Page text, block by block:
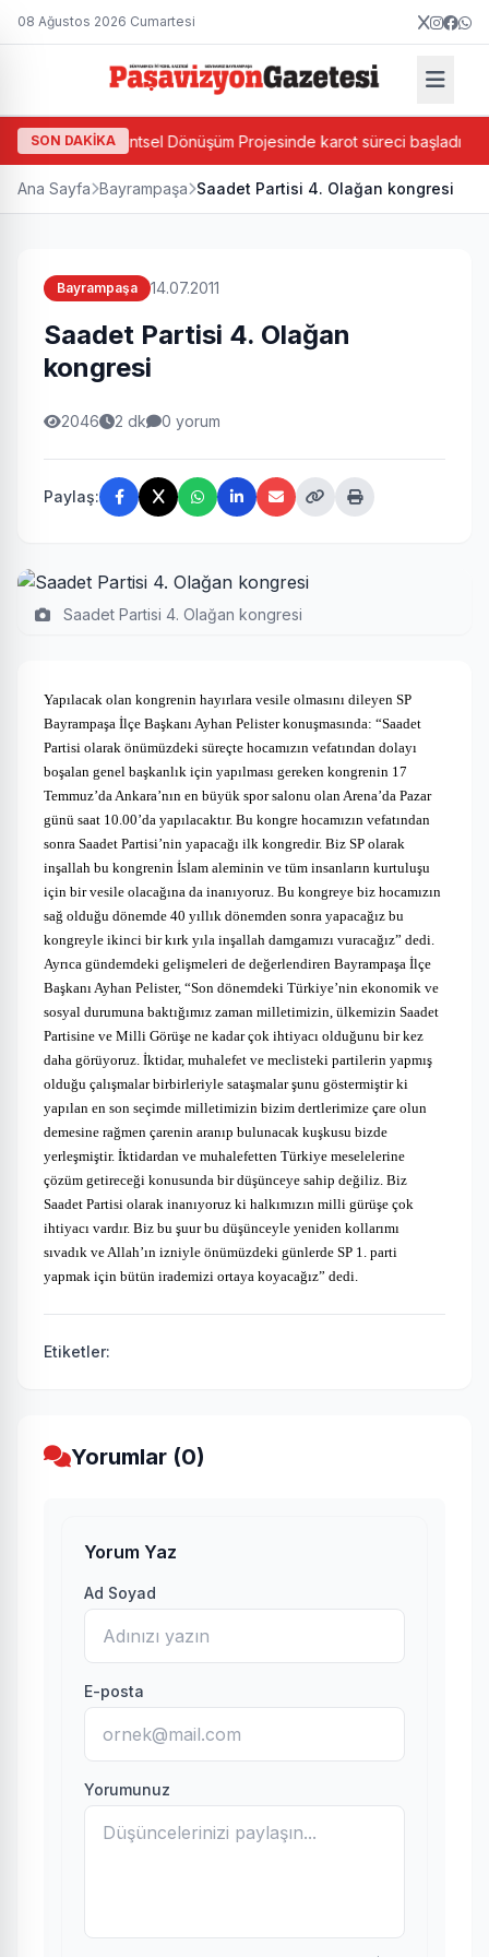
08 Ağustos 2026 Cumartesi
SON DAKİKA
Ada Bazlı Kentsel Dönüşüm Projesinde karot süreci başladı
Ana Sayfa Bayrampaşa Saadet Partisi 4. Olağan kongresi
Bayrampaşa 14.07.2011
Saadet Partisi 4. Olağan
kongresi
2046 2 dk 0 yorum
Paylaş:
Saadet Partisi 4. Olağan kongresi
Yapılacak olan kongrenin hayırlara vesile olmasını dileyen SP
Bayrampaşa İlçe Başkanı Ayhan Pelister konuşmasında: “Saadet
Partisi olarak önümüzdeki süreçte hocamızın vefatından dolayı
boşalan genel başkanlık için yapılması gereken kongrenin 17
Temmuz’da Ankara’nın en büyük spor salonu olan Arena’da Pazar
günü saat 10.00’da yapılacaktır. Bu kongre hocamızın vefatından
sonra Saadet Partisi’nin yapacağı ilk kongredir. Biz SP olarak
inşallah bu kongrenin İslam aleminin ve tüm insanların kurtuluşu
için bir vesile olacağına da inanıyoruz. Bu kongreye biz hocamızın
sağ olduğu dönemde 40 yıllık dönemden sonra yapacağız bu
kongreyle ikinci bir kırk yıla inşallah damgamızı vuracağız” dedi.
Ayrıca gündemdeki gelişmeleri de değerlendiren Bayrampaşa İlçe
Başkanı Ayhan Pelister, “Son dönemdeki Türkiye’nin ekonomik ve
sosyal durumuna baktığımız zaman milletimizin, ülkemizin Saadet
Partisine ve Milli Görüşe ne kadar çok ihtiyacı olduğunu bir kez
daha görüyoruz. İktidar, muhalefet ve meclisteki partilerin yapmış
olduğu çalışmalar birbirleriyle sataşmalar şunu göstermiştir ki
yapılan en son seçimde milletimizin bizim dertlerimize çare olun
demesine rağmen çarenin aranıp bulunacak kuşkusu bizde
yerleşmiştir. İktidardan ve muhalefetten Türkiye meselelerine
çözüm getireceği konusunda bir düşünceye sahip değiliz. Biz
Saadet Partisi olarak inanıyoruz ki halkımızın milli gürüşe çok
ihtiyacı vardır. Biz bu şuur bu düşünceyle yeniden kollarımı
sıvadık ve Allah’ın izniyle önümüzdeki günlerde SP 1. parti
yapmak için bütün irademizi ortaya koyacağız” dedi.
Etiketler:
Yorumlar (0)
Yorum Yaz
Ad Soyad
E-posta
Yorumunuz